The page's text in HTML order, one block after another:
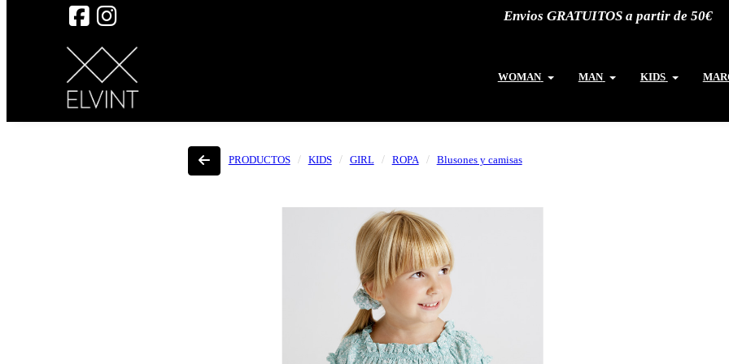
Envios GRATUITOS a partir de 50€
WOMAN MAN KIDS
PRODUCTOS KIDS GIRL ROPA Blusones y camisas